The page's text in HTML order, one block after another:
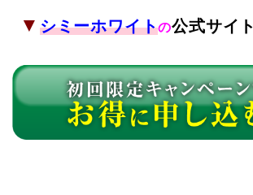
▼ シミーホワイトの公式サイト